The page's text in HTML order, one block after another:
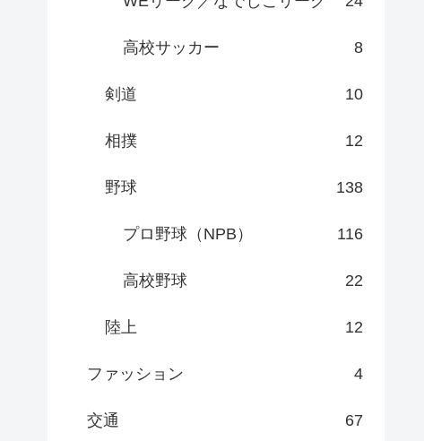
高校サッカー 8
剣道 10
相撲 12
野球 138
プロ野球（NPB） 116
高校野球 22
陸上 12
ファッション 4
交通 67